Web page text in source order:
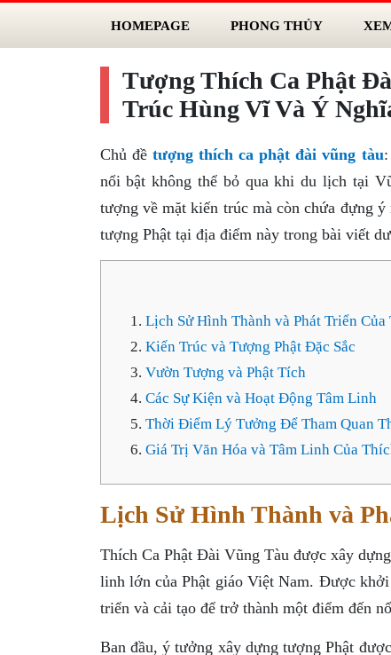
HOMEPAGE PHONG THỦY
Tượng Thích Ca Phật
Trúc Hùng Vĩ Và Ý
Chủ đề tượng thích ca phật đài vũng tàu:
nổi bật không thể bỏ qua khi du lịch tại
tượng về mặt kiến trúc mà còn chứa đựng
tượng Phật tại địa điểm này trong bài viết
Lịch Sử Hình Thành và Phát Triển
Kiến Trúc và Tượng Phật Đặc Sắc
Vườn Tượng và Phật Tích
Các Sự Kiện và Hoạt Động Tâm Linh
Thời Điểm Lý Tưởng Để Tham Quan
Giá Trị Văn Hóa và Tâm Linh Của
Lịch Sử Hình Thành và
Thích Ca Phật Đài Vũng Tàu được xây
linh lớn của Phật giáo Việt Nam. Được
triển và cải tạo để trở thành một điểm đến
Ban đầu, ý tưởng xây dựng tượng Phật